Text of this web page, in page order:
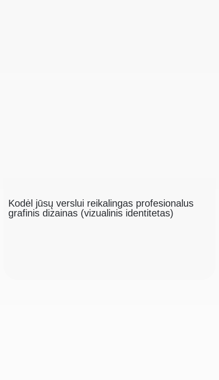
Kodėl jūsų verslui reikalingas profesionalus
grafinis dizainas (vizualinis identitetas)